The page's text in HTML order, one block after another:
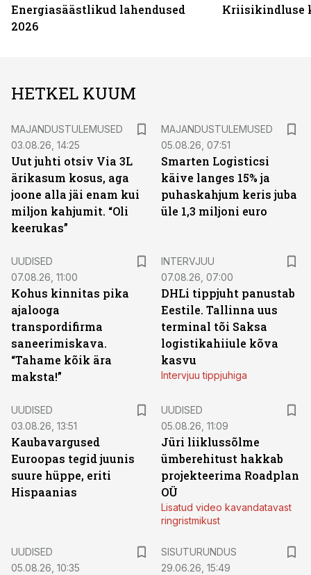
Energiasäästlikud lahendused
2026
Kriisikindluse
HETKEL KUUM
MAJANDUSTULEMUSED
03.08.26, 14:25
Uut juhti otsiv Via 3L
ärikasum kosus, aga
joone alla jäi enam kui
miljon kahjumit. “Oli
keerukas”
MAJANDUSTULEMUSED
05.08.26, 07:51
Smarten Logisticsi
käive langes 15% ja
puhaskahjum keris juba
üle 1,3 miljoni euro
UUDISED
07.08.26, 11:00
Kohus kinnitas pika
ajalooga
transpordifirma
saneerimiskava.
“Tahame kõik ära
maksta!”
INTERVJUU
07.08.26, 07:00
DHLi tippjuht panustab
Eestile. Tallinna uus
terminal tõi Saksa
logistikahiiule kõva
kasvu
Intervjuu tippjuhiga
UUDISED
03.08.26, 13:51
Kaubavargused
Euroopas tegid juunis
suure hüppe, eriti
Hispaanias
UUDISED
05.08.26, 11:09
Jüri liiklussõlme
ümberehitust hakkab
projekteerima Roadplan
OÜ
Lisatud video kavandatavast
ringristmikust
UUDISED
05.08.26, 10:35
SISUTURUNDUS
29.06.26, 15:49